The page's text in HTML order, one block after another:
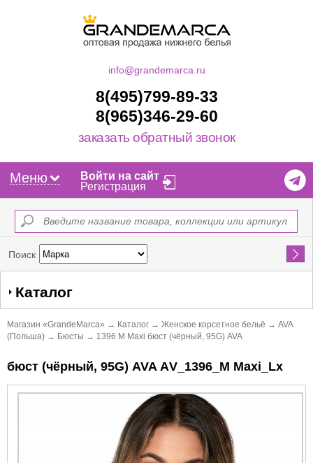
info@grandemarca.ru
8(495)799-89-33
8(965)346-29-60
заказать обратный звонок
Меню
Войти на сайт
Регистрация
Поиск Найти
Каталог
Магазин «GrandeMarca» → Каталог → Женское корсетное бельё → AVA
(Польша) → Бюсты → 1396 M Maxi бюст (чёрный, 95G) AVA
бюст (чёрный, 95G) AVA АV_1396_M Maxi_Lx